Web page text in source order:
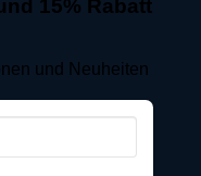
15% Rabatt
und Neuheiten